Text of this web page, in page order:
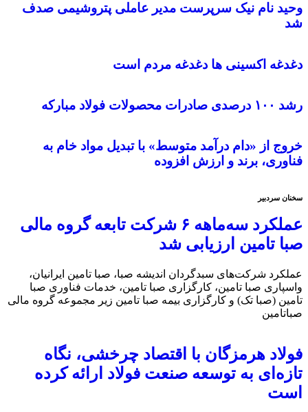
وحید نام نیک سرپرست مدیر عاملی پتروشیمی صدف
شد
دغدغه اکسینی ها دغدغه مردم است
رشد ۱۰۰ درصدی صادرات محصولات فولاد مبارکه
خروج از «دام درآمد متوسط» با تبدیل مواد خام به
فناوری، برند و ارزش افزوده
سخنان سردبیر
عملکرد سه‌ماهه ۶ شرکت‌ تابعه گروه مالی
صبا تامین ارزیابی شد
عملکرد شرکت‌های سبدگردان اندیشه صبا، صبا تامین ایرانیان،
واسپاری صبا تامین، کارگزاری صبا تامین، خدمات فناوری صبا
تامین (صبا تک) و کارگزاری بیمه صبا تامین زیر مجموعه گروه مالی
صباتامین
فولاد هرمزگان با اقتصاد چرخشی، نگاه
تازه‌ای به توسعه صنعت فولاد ارائه کرده
است